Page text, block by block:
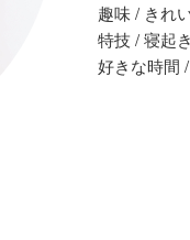
趣味 / きれ
特技 / 寝起
好きな時間